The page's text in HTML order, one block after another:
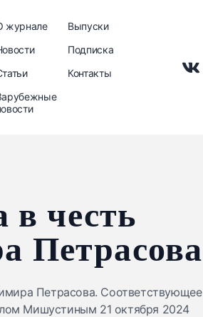
журнале
Выпуски
Подписка
Контакты
в честь
Петрасова
Петрасова. Соответствующее
Мишустиным 21 октября 2024